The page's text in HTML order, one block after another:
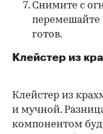
Снимите с
перемешайте
готов.
Клейстер из
Клейстер из
и мучной.
компонентом